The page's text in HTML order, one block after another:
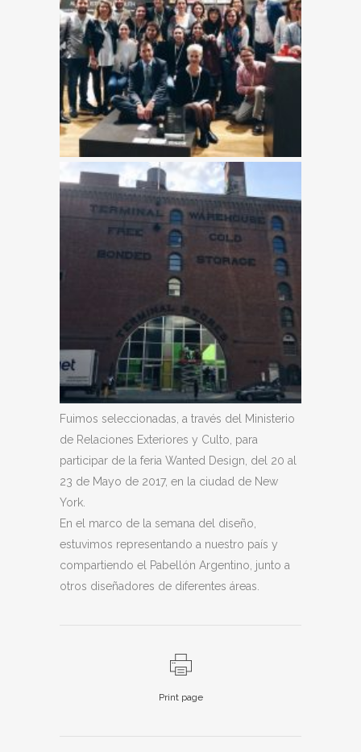
Fuimos seleccionadas, a través del Ministerio
de Relaciones Exteriores y Culto, para
participar de la feria Wanted Design, del 20 al
23 de Mayo de 2017, en la ciudad de New
York.
En el marco de la semana del diseño,
estuvimos representando a nuestro país y
compartiendo el Pabellón Argentino, junto a
otros diseñadores de diferentes áreas.
Print page